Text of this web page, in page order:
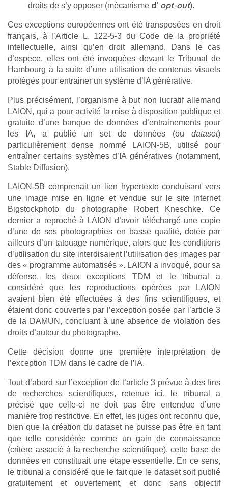
droits de s’y opposer (mécanisme d’ opt-out).
Ces exceptions européennes ont été transposées en droit
français, à l’Article L. 122-5-3 du Code de la propriété
intellectuelle, ainsi qu’en droit allemand. Dans le cas
d’espèce, elles ont été invoquées devant le Tribunal de
Hambourg à la suite d’une utilisation de contenus visuels
protégés pour entrainer un système d’IA générative.
Plus précisément, l’organisme à but non lucratif allemand
LAION, qui a pour activité la mise à disposition publique et
gratuite d’une banque de données d’entrainements pour
les IA, a publié un set de données (ou dataset)
particulièrement dense nommé LAION-5B, utilisé pour
entraîner certains systèmes d’IA génératives (notamment,
Stable Diffusion).
LAION-5B comprenait un lien hypertexte conduisant vers
une image mise en ligne et vendue sur le site internet
Bigstockphoto du photographe Robert Kneschke. Ce
dernier a reproché à LAION d’avoir téléchargé une copie
d’une de ses photographies en basse qualité, dotée par
ailleurs d’un tatouage numérique, alors que les conditions
d’utilisation du site interdisaient l’utilisation des images par
des « programme automatisés ». LAION a invoqué, pour sa
défense, les deux exceptions TDM et le tribunal a
considéré que les reproductions opérées par LAION
avaient bien été effectuées à des fins scientifiques, et
étaient donc couvertes par l’exception posée par l’article 3
de la DAMUN, concluant à une absence de violation des
droits d’auteur du photographe.
Cette décision donne une première interprétation de
l’exception TDM dans le cadre de l’IA.
Tout d’abord sur l’exception de l’article 3 prévue à des fins
de recherches scientifiques, retenue ici, le tribunal a
précisé que celle-ci ne doit pas être entendue d’une
manière trop restrictive. En effet, les juges ont reconnu que,
bien que la création du dataset ne puisse pas être en tant
que telle considérée comme un gain de connaissance
(critère associé à la recherche scientifique), cette base de
données en constituait une étape essentielle. En ce sens,
le tribunal a considéré que le fait que le dataset soit publié
gratuitement et ouvertement, et donc sans objectif